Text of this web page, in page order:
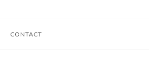
CONTACT